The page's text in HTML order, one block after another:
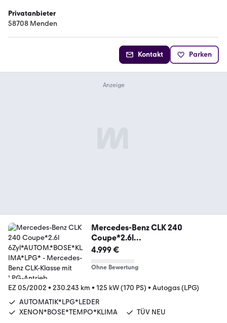
Privatanbieter
58708 Menden
Kontakt Parken
Mercedes-Benz CLK 240
Coupe*2.6l
6Zyl*AUTOM.*BOSE*KLIMA*LPG*
4.999 €
Ohne Bewertung
EZ 05/2002 • 230.243 km • 125 kW (170 PS) • Autogas (LPG)
AUTOMATIK*LPG*LEDER
XENON*BOSE*TEMPO*KLIMA
TÜV NEU